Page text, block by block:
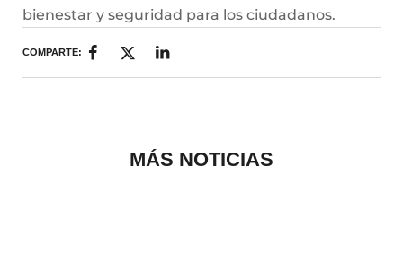
bienestar y seguridad para los ciudadanos.
COMPARTE:
MÁS NOTICIAS